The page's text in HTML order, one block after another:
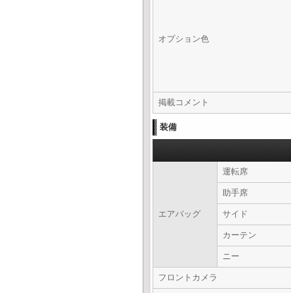
オプション色
掲載コメント
装備
エアバッグ
運転席
助手席
サイド
カーテン
ニー
フロントカメラ